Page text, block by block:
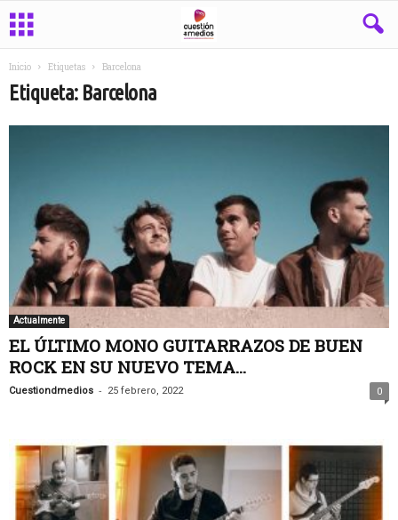
Inicio Etiquetas Barcelona
Etiqueta: Barcelona
Actualmente
EL ÚLTIMO MONO GUITARRAZOS DE BUEN
ROCK EN SU NUEVO TEMA...
Cuestiondmedios - 25 febrero, 2022 0